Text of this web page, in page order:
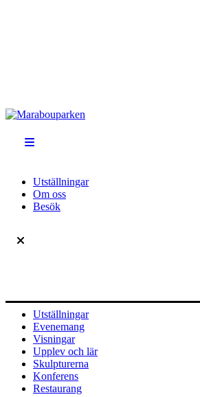
Utställningar
Om oss
Besök
Utställningar
Evenemang
Visningar
Upplev och lär
Skulpturerna
Konferens
Restaurang